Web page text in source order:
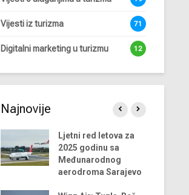
Vijesti iz turizma 71
Digitalni marketing u turizmu 12
Najnovije
Ljetni red letova za
2025 godinu sa
Međunarodnog
aerodroma Sarajevo